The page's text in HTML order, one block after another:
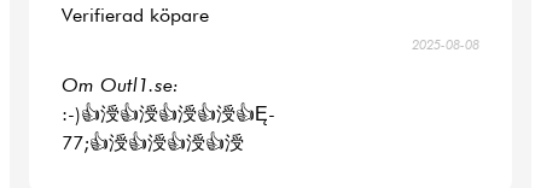
Verifierad köpare
2025-08-08
Om Outl1.se:
:-)👍涭👍涭👍涭👍涭👍Ę-
77;👍涭👍涭👍涭👍涭